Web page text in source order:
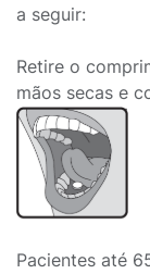
a seguir:
Retire o
mãos secas e
Pacientes até